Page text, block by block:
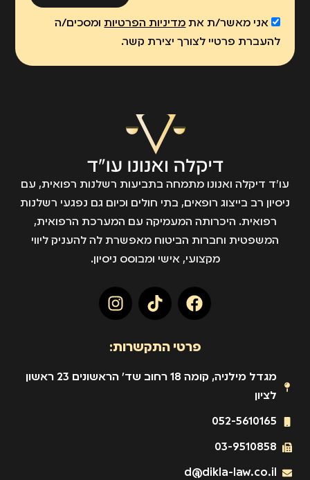
אני מאשר/ת את מדיניות הפרטיותומסכים/ה
להעברת פרטיי לצורך יצירת קשר.
עו״ד דיקלה ואנונו מתמחה בתביעות רשלנות רפואית, עם
ניסיון רב בייצוג רופאים, בתי חולים וכיום גם נפגעי רשלנות
רפואית. היכרותה המעמיקה עם המערכת הרפואית,
המשפטית וחברות הביטוח מאפשרת לה להעניק ליווי
מקצועי, אישי ומבוסס ניסיון.
פרטי התקשרות:
מגדל מילניה, קומה 18 רחוב שד' הראשונים 23 ראשון
לציון
052-5610165
03-9510858
d@dikla-law.co.il